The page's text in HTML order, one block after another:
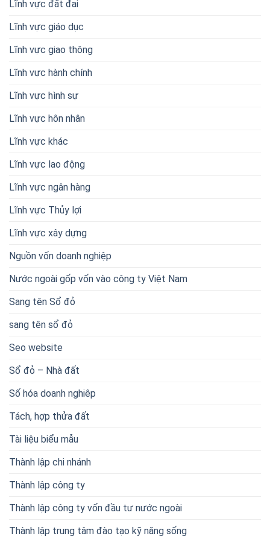
Lĩnh vực đất đai
Lĩnh vực giáo dục
Lĩnh vực giao thông
Lĩnh vực hành chính
Lĩnh vực hình sự
Lĩnh vực hôn nhân
Lĩnh vực khác
Lĩnh vực lao động
Lĩnh vực ngân hàng
Lĩnh vực Thủy lợi
Lĩnh vực xây dựng
Nguồn vốn doanh nghiệp
Nước ngoài gốp vốn vào công ty Việt Nam
Sang tên Sổ đỏ
sang tên sổ đỏ
Seo website
Sổ đỏ – Nhà đất
Số hóa doanh nghiêp
Tách, hợp thửa đất
Tài liệu biểu mẫu
Thành lập chi nhánh
Thành lập công ty
Thành lập công ty vốn đầu tư nước ngoài
Thành lập trung tâm đào tạo kỹ năng sống